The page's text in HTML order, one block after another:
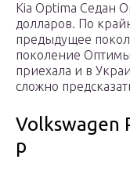
Kia Optima Седан
долларов. По
предыдущее
поколение
приехала и в
сложно
Volkswagen
р